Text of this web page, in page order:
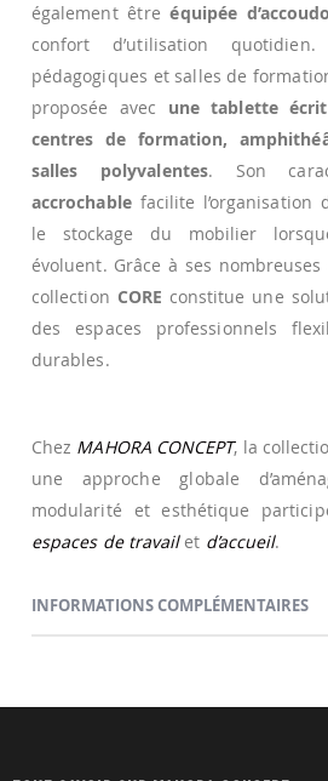
également êtreéquipée
confort d’utilisation
pédagogiques et salles de
proposée avec une tablette
centres de formation,
salles polyvalentes. Son
accrochablefacilite l’organisation
le stockage du mobilier
évoluent. Grâce à ses
collection CORE constitue une
des espaces professionnels
durables.
Chez MAHORA CONCEPT, la
une approche globale
modularité et esthétique
espaces de travailet d’accueil.
INFORMATIONS COMPLÉMENTAIRES